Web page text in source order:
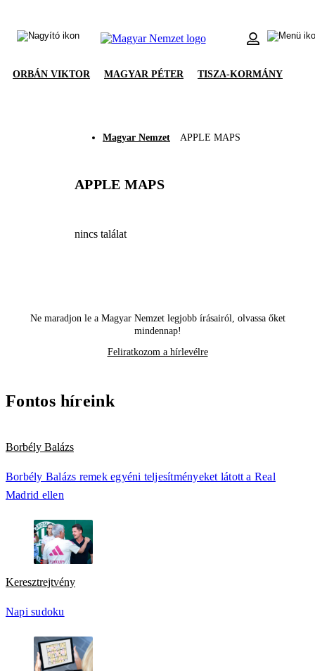
ORBÁN VIKTOR MAGYAR PÉTER TISZA-KORMÁNY
Magyar Nemzet APPLE MAPS
APPLE MAPS
nincs találat
Ne maradjon le a Magyar Nemzet legjobb írásairól, olvassa őket
mindennap!
Feliratkozom a hírlevélre
Fontos híreink
Borbély Balázs
Borbély Balázs remek egyéni teljesítményeket látott a Real
Madrid ellen
Keresztrejtvény
Napi sudoku